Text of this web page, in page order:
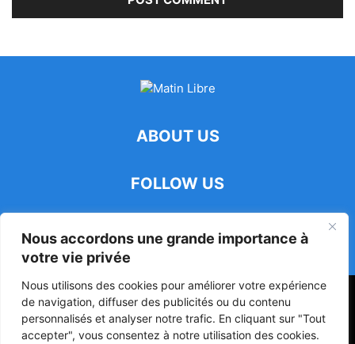
Nous accordons une grande importance à
votre vie privée
Nous utilisons des cookies pour améliorer votre expérience
de navigation, diffuser des publicités ou du contenu
personnalisés et analyser notre trafic. En cliquant sur "Tout
accepter", vous consentez à notre utilisation des cookies.
ABOUT US
FOLLOW US
47ᵉ Assemblée Mondiale sur la Protection de la Vie Privée: Me
Luciano Hounkponou représente le Bénin à Séoul